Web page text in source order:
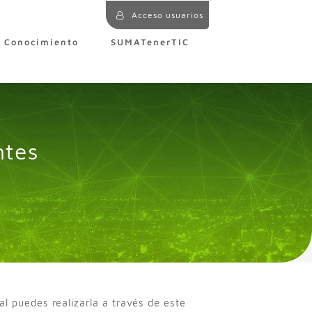
Acceso usuarios
Conocimiento SUMATenerTIC
puedes realizarla a través de este